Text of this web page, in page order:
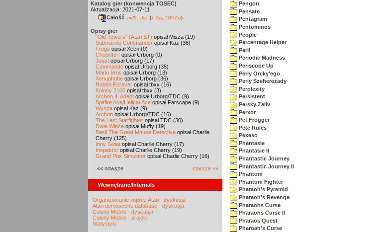
Katalog gier (konwencja TOSEC)
Aktualizacja: 2021-07-11
Całość md5 sha (7-Zip TUGZip)
Opisy gier
"Old Towers" (Atari ST) opisał Misza (19)
Submarine Commander opisał Kaz (36)
Frogs opisał Xeen (0)
Choplifter! opisał Urborg (0)
Joust opisał Urborg (17)
Commando opisał Urborg (35)
Mario Bros opisał Urborg (13)
Xenophobe opisał Urborg (36)
Robbo Forever opisał tbxx (16)
Kolony 2106 opisał tbxx (3)
Archon II: Adept opisał Urborg/TDC (9)
Spitfire Ace/Hellcat Ace opisał Farscape (9)
Wyspa opisał Kaz (9)
Archon opisał Urborg/TDC (16)
The Last Starfighter opisał TDC (30)
Dwie Wieże opisał Muffy (19)
Basil The Great Mouse Detective opisał Charlie
Cherry (125)
Inny Świat opisał Charlie Cherry (17)
Inspektor opisał Charlie Cherry (19)
Grand Prix Simulator opisał Charlie Cherry (16)
«« nowsze starsze »»
Wewnętrzne/Internals
Organizowanie imprez Atari - dyskusja
Atari demoscene database - dyskusja
Colony Mobile - dyskusja
Colony Mobile - projekt
Statystyki
Pengon
Pensate
Pentagram
Pentominos
People
Percentage Helper
Peril
Periodic Madness
Periscope Up
Perly Orcky'ego
Perly Szeherezady
Perplexity
Persistent
Persky Zaliv
Perxor
Pet Frogger
Pete Rules
Pexeso
Phantasie
Phantasie II
Phantastic Journey
Phantastic Journey II
Phantom
Phantom Fighter
Pharaoh's Pyramid
Pharaoh's Revenge
Pharaohs Curse
Pharaohs Curse II
Pharaos Quest
Pharoah's Curse